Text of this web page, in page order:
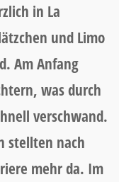
in La
und Limo
Am Anfang
was durch
verschwand.
stellten nach
mehr da. Im